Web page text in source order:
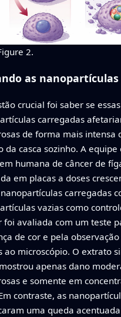
2.
as nanopartículas
crucial foi saber se essas
carregadas
de forma mais intensa
da casca sozinho. A equipe
humana de câncer de
em placas a doses
carregadas
vazias como
foi avaliada com um teste
de cor e pela
ao microscópio. O extrato
apenas dano
e somente em
contraste, as
uma queda